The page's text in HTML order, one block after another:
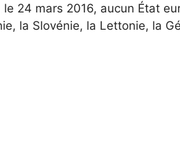
24 mars 2016, aucun État
la Slovénie, la Lettonie, la